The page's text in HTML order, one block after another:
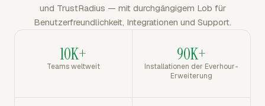
und TrustRadius — mit durchgängigem Lob für
Benutzerfreundlichkeit, Integrationen und Support.
10K+
Teams weltweit
90K+
Installationen der Everhour-
Erweiterung